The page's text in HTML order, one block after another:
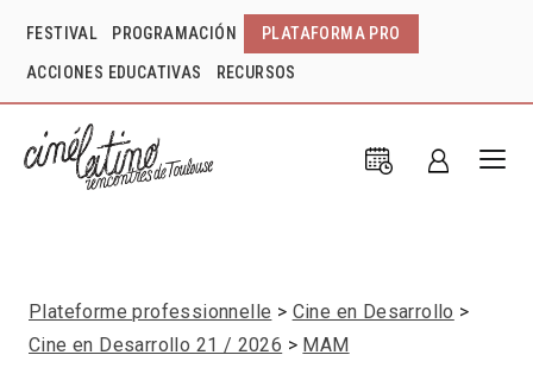
FESTIVAL PROGRAMACIÓN PLATAFORMA PRO
ACCIONES EDUCATIVAS RECURSOS
Plateforme professionnelle
Cine en Desarrollo
Cine en Desarrollo 21 / 2026
MAM